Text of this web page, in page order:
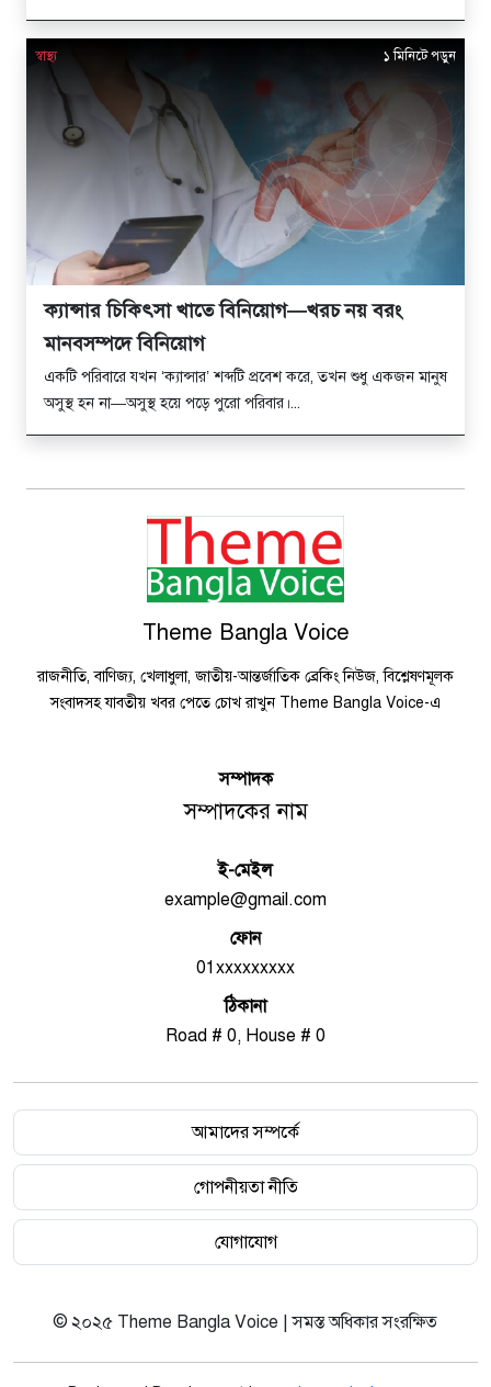
স্বাস্থ্য ১ মিনিটে পড়ুন
ক্যান্সার চিকিৎসা খাতে বিনিয়োগ—খরচ নয় বরং
মানবসম্পদে বিনিয়োগ
একটি পরিবারে যখন ‘ক্যান্সার’ শব্দটি প্রবেশ করে, তখন শুধু একজন মানুষ
অসুস্থ হন না—অসুস্থ হয়ে পড়ে পুরো পরিবার।...
Theme Bangla Voice
রাজনীতি, বাণিজ্য, খেলাধুলা, জাতীয়-আন্তর্জাতিক ব্রেকিং নিউজ, বিশ্লেষণমূলক
সংবাদসহ যাবতীয় খবর পেতে চোখ রাখুন Theme Bangla Voice-এ
সম্পাদক
সম্পাদকের নাম
ই-মেইল
example@gmail.com
ফোন
01xxxxxxxxx
ঠিকানা
Road # 0, House # 0
আমাদের সম্পর্কে
গোপনীয়তা নীতি
যোগাযোগ
© ২০২৫ Theme Bangla Voice | সমস্ত অধিকার সংরক্ষিত